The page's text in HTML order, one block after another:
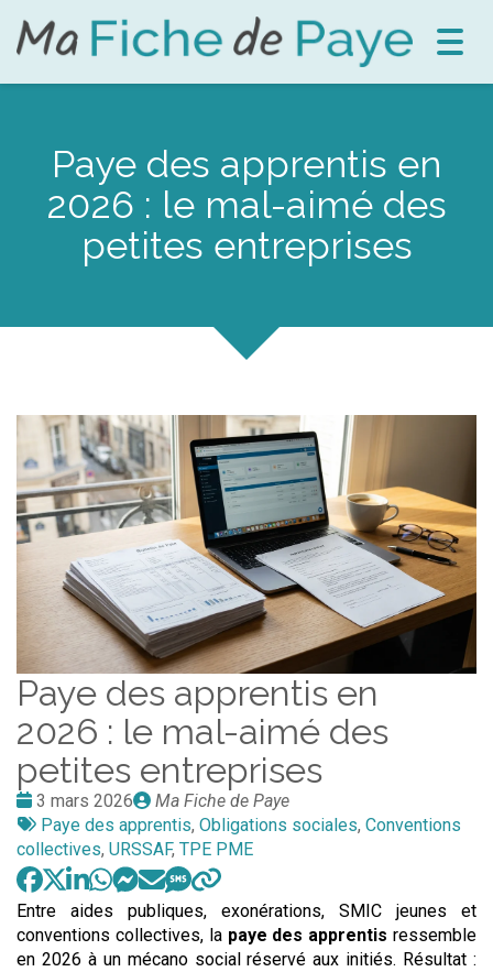
Paye des apprentis en
2026 : le mal-aimé des
petites entreprises
Paye des apprentis en
2026 : le mal-aimé des
petites entreprises
Date
:
3 mars 2026
Publié
par
Ma Fiche de Paye
Tags
:
Paye des apprentis, Obligations sociales, Conventions
collectives, URSSAF, TPE PME
Entre aides publiques, exonérations, SMIC jeunes et
conventions collectives, la paye des apprentis ressemble
en 2026 à un mécano social réservé aux initiés. Résultat :